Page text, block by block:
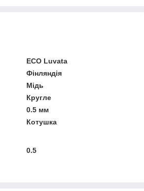
ECO Luvata
Фінляндія
Мідь
Кругле
0.5 мм
Котушка
0.5